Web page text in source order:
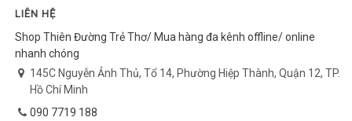
LIÊN HỆ
Shop Thiên Đường Trẻ Thơ/ Mua hàng đa kênh offline/ online
nhanh chóng
145C Nguyễn Ảnh Thủ, Tổ 14, Phường Hiệp Thành, Quận 12, TP.
Hồ Chí Minh
090 7719 188